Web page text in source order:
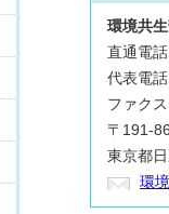
環境共
直通電
代表電
ファク
〒191-
東京都
環